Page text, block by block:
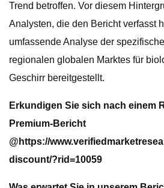
Trend betroffen. Vor diesem
Analysten, die den Bericht verfasst
umfassende Analyse der
regionalen globalen Marktes für
Geschirr bereitgestellt.
Erkundigen Sie sich nach einem
Premium-Bericht
@ https://
discount/?rid=10059